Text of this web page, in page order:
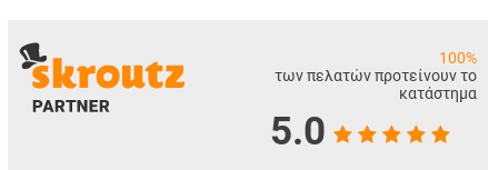
100%
των πελατών προτείνουν το
κατάστημα
5.0